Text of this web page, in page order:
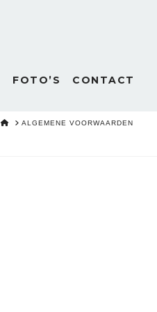
FOTO’S CONTACT
HOMEALGEMENE VOORWAARDEN